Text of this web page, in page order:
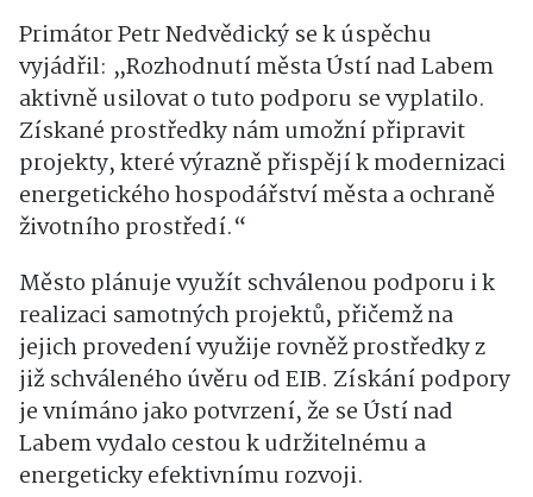
Primátor Petr Nedvědický se k úspěchu
vyjádřil: „Rozhodnutí města Ústí nad Labem
aktivně usilovat o tuto podporu se vyplatilo.
Získané prostředky nám umožní připravit
projekty, které výrazně přispějí k modernizaci
energetického hospodářství města a ochraně
životního prostředí.“
Město plánuje využít schválenou podporu i k
realizaci samotných projektů, přičemž na
jejich provedení využije rovněž prostředky z
již schváleného úvěru od EIB. Získání podpory
je vnímáno jako potvrzení, že se Ústí nad
Labem vydalo cestou k udržitelnému a
energeticky efektivnímu rozvoji.